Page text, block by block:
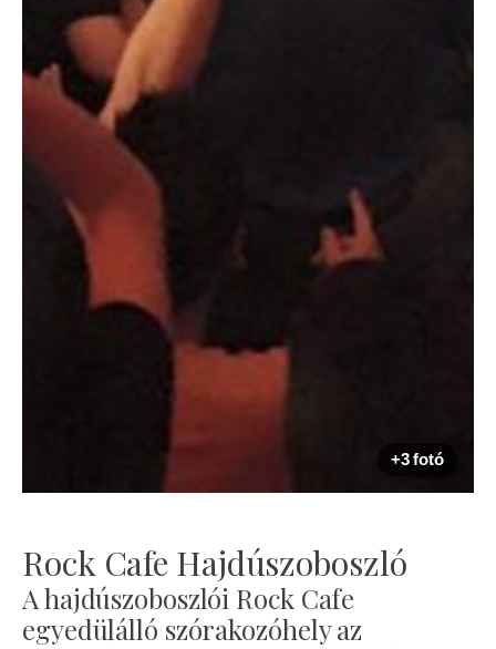
+3 fotó
Rock Cafe Hajdúszoboszló
A hajdúszoboszlói Rock Cafe
egyedülálló szórakozóhely az